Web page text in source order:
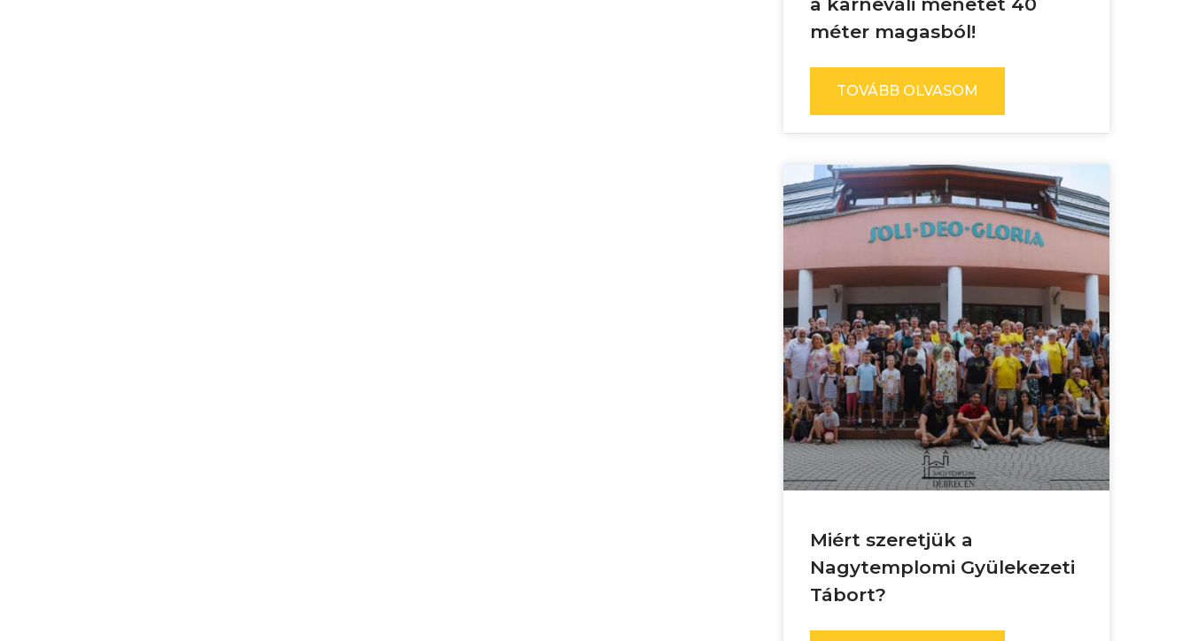
méter magasból!
TOVÁBB OLVASOM
Miért szeretjük a
Nagytemplomi Gyülekezeti
Tábort?